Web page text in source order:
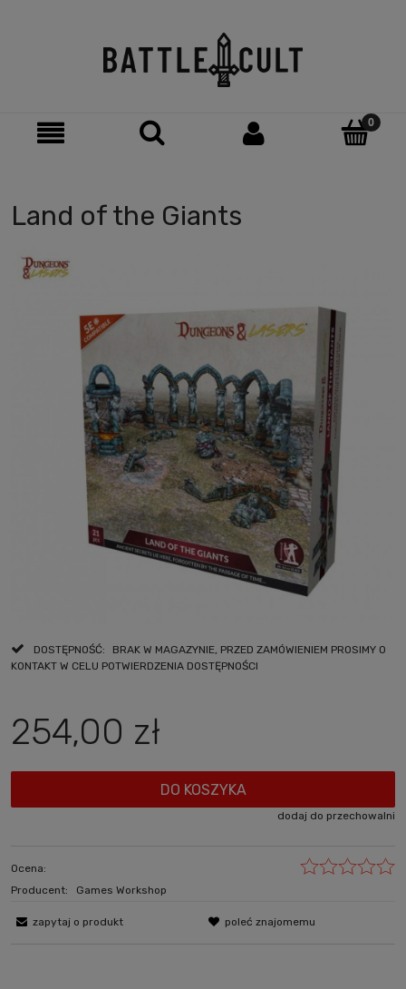
Land of the Giants
DOSTĘPNOŚĆ:
BRAK W MAGAZYNIE, PRZED ZAMÓWIENIEM PROSIMY O
KONTAKT W CELU POTWIERDZENIA DOSTĘPNOŚCI
254,00 zł
DO KOSZYKA
dodaj do przechowalni
Ocena:
Producent:
Games Workshop
zapytaj o produkt poleć znajomemu